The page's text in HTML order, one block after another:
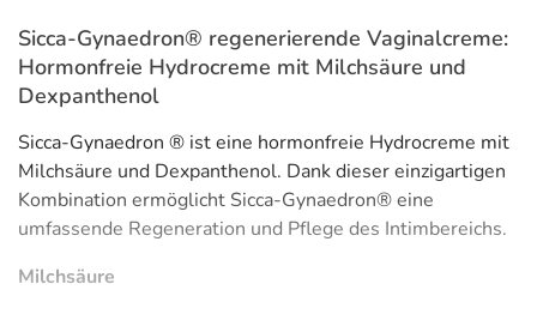
Sicca-Gynaedron® regenerierende Vaginalcreme:
Hormonfreie Hydrocreme mit Milchsäure und
Dexpanthenol
Sicca-Gynaedron ® ist eine hormonfreie Hydrocreme mit
Milchsäure und Dexpanthenol. Dank dieser einzigartigen
Kombination ermöglicht Sicca-Gynaedron® eine
umfassende Regeneration und Pflege des Intimbereichs.
Milchsäure